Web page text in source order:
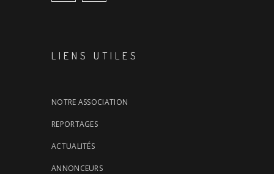
LIENS UTILES
NOTRE ASSOCIATION
REPORTAGES
ACTUALITÉS
ANNONCEURS